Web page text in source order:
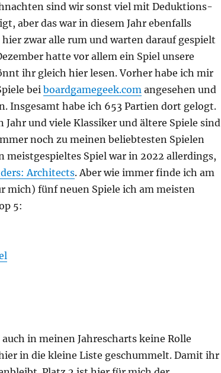
sind wir sonst viel mit Deduktions-
aber das war in diesem Jahr ebenfalls
zwar alle rum und warten darauf gespielt
hatte vor allem ein Spiel unsere
ihr gleich hier lesen. Vorher habe ich mir
bei boardgamegeek.comangesehen und
Insgesamt habe ich 653 Partien dort gelogt.
Jahr und viele Klassiker und ältere Spiele sind
noch zu meinen beliebtesten Spielen
meistgespieltes Spiel war in 2022 allerdings,
Architects. Aber wie immer finde ich am
mich) fünf neuen Spiele ich am meisten
5:
in meinen Jahrescharts keine Rolle
in die kleine Liste geschummelt. Damit ihr